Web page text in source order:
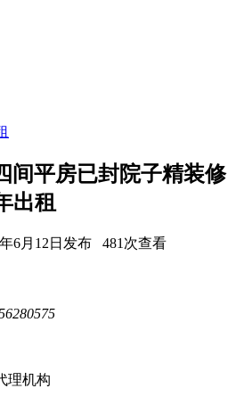
间平房已封院子精装修
出租
6月12日发布 481次查看
理机构